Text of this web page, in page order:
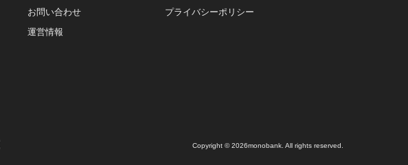
お問い合わせ
運営情報
プライバシーポリシー
Copyright © 2026monobank. All rights reserved.